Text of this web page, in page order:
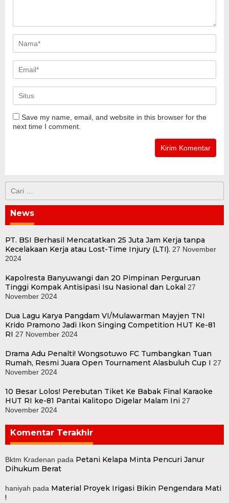
Save my name, email, and website in this browser for the
next time I comment.
untuk:
News
PT. BSI Berhasil Mencatatkan 25 Juta Jam Kerja tanpa
Kecelakaan Kerja atau Lost-Time Injury (LTI). 27 November
2024
Kapolresta Banyuwangi dan 20 Pimpinan Perguruan
Tinggi Kompak Antisipasi Isu Nasional dan Lokal 27
November 2024
Dua Lagu Karya Pangdam VI/Mulawarman Mayjen TNI
Krido Pramono Jadi Ikon Singing Competition HUT Ke-81
RI 27 November 2024
Drama Adu Penalti! Wongsotuwo FC Tumbangkan Tuan
Rumah, Resmi Juara Open Tournament Alasbuluh Cup I 27
November 2024
10 Besar Lolos! Perebutan Tiket Ke Babak Final Karaoke
HUT RI ke-81 Pantai Kalitopo Digelar Malam Ini 27
November 2024
Komentar Terakhir
Bktm Kradenan pada Petani Kelapa Minta Pencuri Janur
Dihukum Berat
haniyah pada Material Proyek Irigasi Bikin Pengendara Mati
!